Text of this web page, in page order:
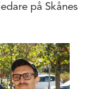
på Skånes